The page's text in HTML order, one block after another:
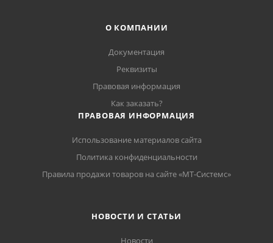
О КОМПАНИИ
Документация
Реквизиты
Правовая информация
Как заказать?
ПРАВОВАЯ ИНФОРМАЦИЯ
Использование материалов сайта
Политика конфиденциальности
Правила продажи товаров на сайте «МТ-Системс»
НОВОСТИ И СТАТЬИ
Новости